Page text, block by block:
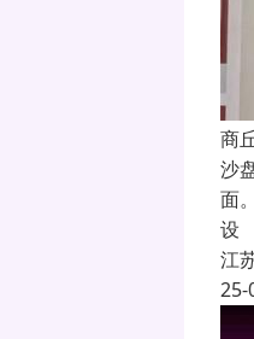
商
沙
面
设
江
25-